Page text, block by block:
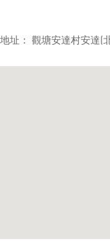
地址： 觀塘安達村安達(